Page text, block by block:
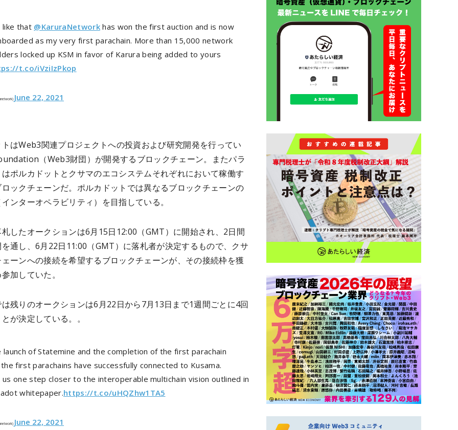
like that @KaruraNetworkhas won the first auction and is now
as my very first parachain. More than 15,000 network
locked up KSM in favor of Karura being added to yours
t.co/iVziIzPkop
June 22, 2021
はWeb3関連プロジェクトへの投資および研究開発を行ってい
（Web3財団）が開発するブロックチェーン。またパラ
ポルカドットとクサマのエコシステムそれぞれにおいて稼働す
ックチェーンだ。ポルカドットでは異なるブロックチェーンの
ンターオペラビリティ）を目指している。
したオークションは6月15日12:00（GMT）に開始され、2日間
通し、6月22日11:00（GMT）に落札者が決定するもので、クサ
ーンへの接続を希望するブロックチェーンが、その接続枠を獲
加していた。
残りのオークションは6月22日から7月13日まで1週間ごとに4回
が決定している。。
launch of Statemine and the completion of the first parachain
first parachains have successfully connected to Kusama.
us one step closer to the interoperable multichain vision outlined in
whitepaper.https://t.co/uHQZhw1TA5
June 22, 2021